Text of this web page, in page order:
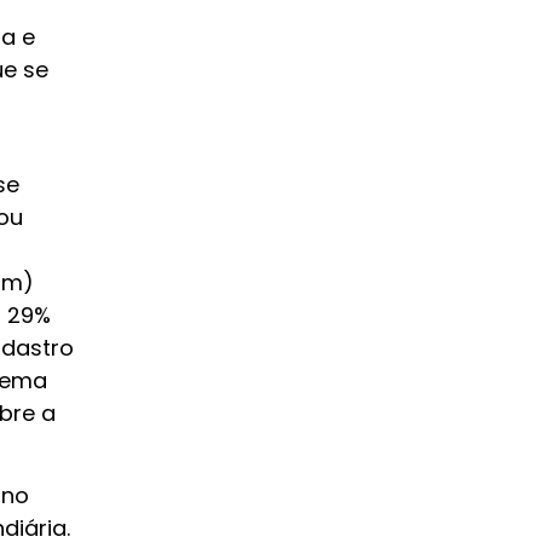
e
se
a